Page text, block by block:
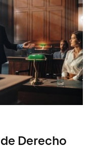
Derecho